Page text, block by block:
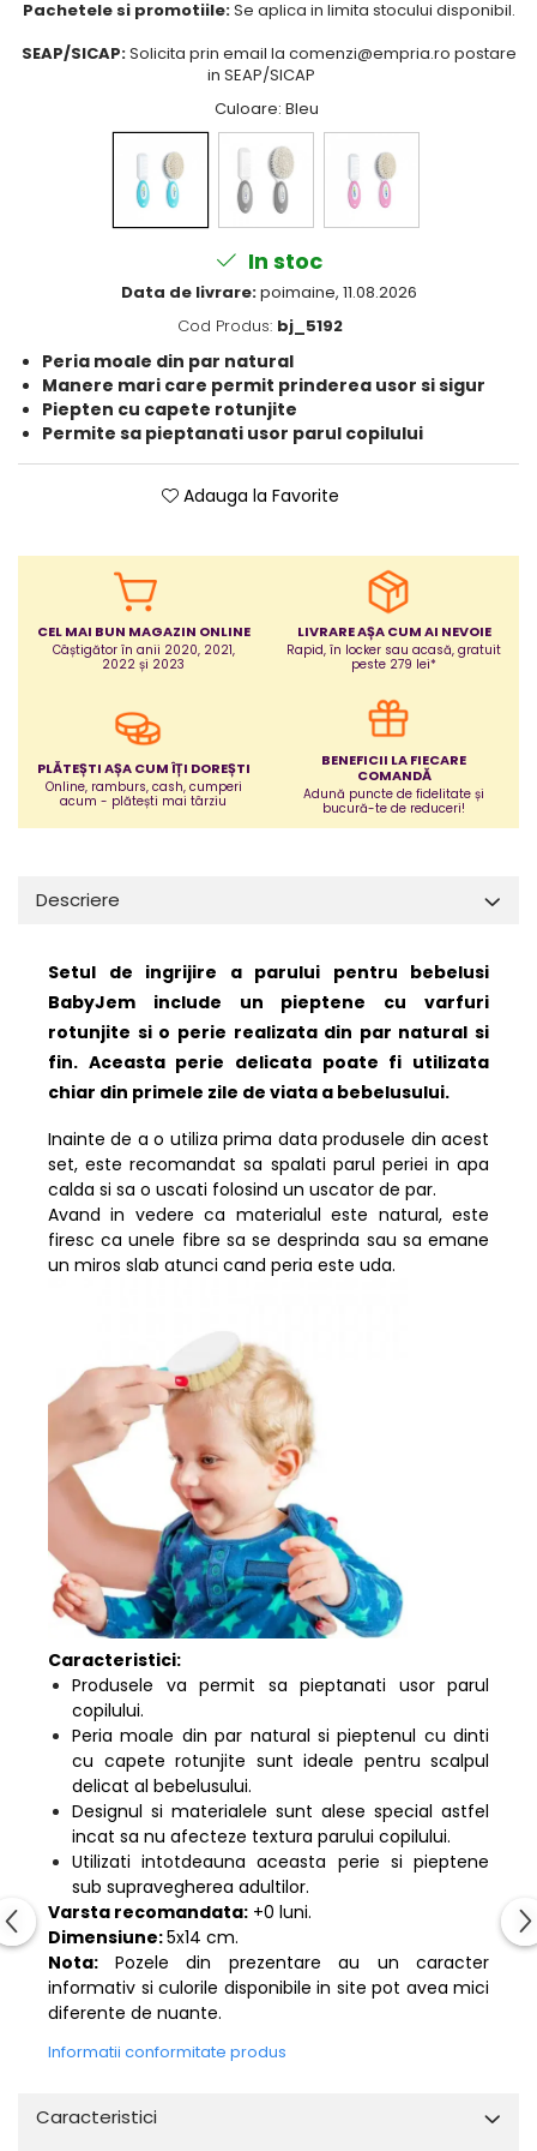
Puericultura mare
Somnul bebelusului
Carucioare si scaune auto
Ingrijire bebe si mama
Accesorii bebelusi / nou-nascuti
Perne si saltele bebelusi
Diversificare bebelusi
Baia bebelusului
Maternitate
Jucarii bebelusi
Covorase ortopedice senzoriale
Cuburi magnetice JollyHeap®
Rechizite scolare
Stikere decorative si covoare
Stickere decorative
Covorase de joaca
Siguranta animale companie
Propuneri Cadou
Produse Sub 50 Lei
Resigilate
Pachetele si promotiile:Se aplica in limita stocului disponibil.
SEAP/SICAP:Solicita prin email la comenzi@empria.ro postare
in SEAP/SICAP
Culoare: Bleu
In stoc
Data de livrare:poimaine, 11.08.2026
Cod Produs: bj_5192
Peria moale din par natural
Manere mari care permit prinderea usor si sigur
Piepten cu capete rotunjite
Permite sa pieptanati usor parul copilului
Adauga la Favorite
CEL MAI BUN MAGAZIN ONLINE
Câștigător în anii 2020, 2021,
2022 și 2023
LIVRARE AȘA CUM AI NEVOIE
Rapid, în locker sau acasă, gratuit
peste 279 lei*
PLĂTEȘTI AȘA CUM ÎȚI DOREȘTI
Online, ramburs, cash, cumperi
acum - plătești mai târziu
BENEFICII LA FIECARE
COMANDĂ
Adună puncte de fidelitate și
bucură-te de reduceri!
Descriere
Setul de ingrijire a parului pentru bebelusi
BabyJem include un pieptene cu varfuri
rotunjite si o perie realizata din par natural si
fin. Aceasta perie delicata poate fi utilizata
chiar din primele zile de viata a bebelusului.
Inainte de a o utiliza prima data produsele din acest
set, este recomandat sa spalati parul periei in apa
calda si sa o uscati folosind un uscator de par.
Avand in vedere ca materialul este natural, este
firesc ca unele fibre sa se desprinda sau sa emane
un miros slab atunci cand peria este uda.
Caracteristici:
Produsele va permit sa pieptanati usor parul
copilului.
Peria moale din par natural si pieptenul cu dinti
cu capete rotunjite sunt ideale pentru scalpul
delicat al bebelusului.
Designul si materialele sunt alese special astfel
incat sa nu afecteze textura parului copilului.
Utilizati intotdeauna aceasta perie si pieptene
sub supravegherea adultilor.
Varsta recomandata: +0 luni.
Dimensiune:5x14 cm.
Nota: Pozele din prezentare au un caracter
informativ si culorile disponibile in site pot avea mici
diferente de nuante.
Informatii conformitate produs
Caracteristici